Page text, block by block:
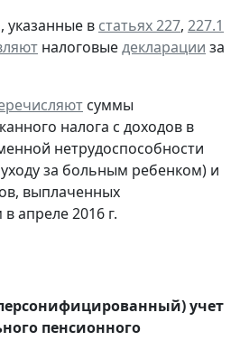
указанные в статьях 227, 227.1
налоговыедекларации за
суммы
налога с доходов в
нетрудоспособности
за больным ребенком) и
выплаченных
апреле 2016 г.
учет
пенсионного